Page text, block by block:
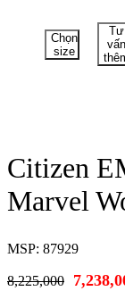
Chọn
size
Tư
vấn
Citizen
Marvel
MSP: 87929
8,225,000